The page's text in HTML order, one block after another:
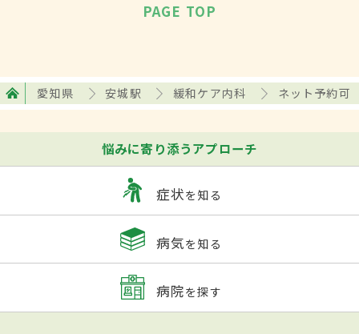
PAGE TOP
愛知県 安城駅 緩和ケア内科 ネット予約可
悩みに寄り添うアプローチ
症状を知る
病気を知る
病院を探す